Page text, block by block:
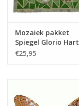
Mozaiek pakket
Spiegel Glorio Hart
Groen
€25,95